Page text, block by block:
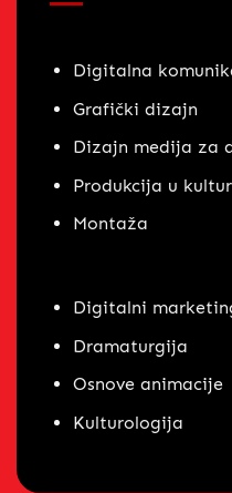
Digitalna
Grafički dizajn
Dizajn medija za
Produkcija u
Montaža
Digitalni
Dramaturgija
Osnove animacije
Kulturologija